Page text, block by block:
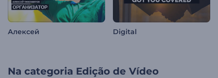
Алексей Digital
Na categoria Edição de Vídeo